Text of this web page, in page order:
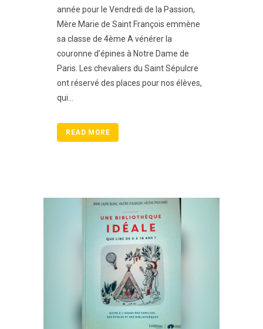
année pour le Vendredi de la Passion,
Mère Marie de Saint François emmène
sa classe de 4ème A vénérer la
couronne d’épines à Notre Dame de
Paris. Les chevaliers du Saint Sépulcre
ont réservé des places pour nos élèves,
qui...
READ MORE